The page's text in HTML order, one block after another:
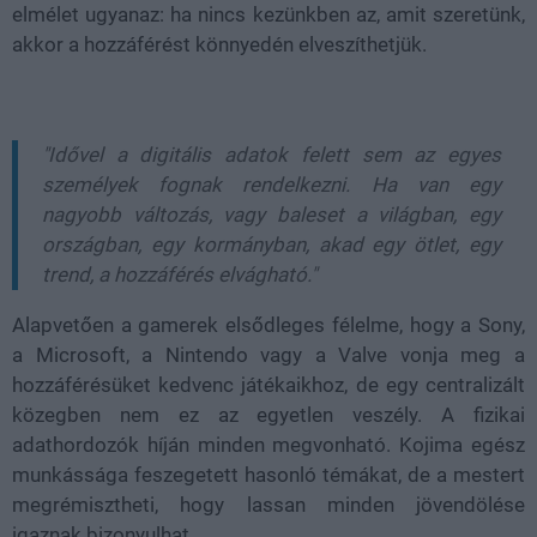
elmélet ugyanaz: ha nincs kezünkben az, amit szeretünk,
akkor a hozzáférést könnyedén elveszíthetjük.
"Idővel a digitális adatok felett sem az egyes
személyek fognak rendelkezni. Ha van egy
nagyobb változás, vagy baleset a világban, egy
országban, egy kormányban, akad egy ötlet, egy
trend, a hozzáférés elvágható."
Alapvetően a gamerek elsődleges félelme, hogy a Sony,
a Microsoft, a Nintendo vagy a Valve vonja meg a
hozzáférésüket kedvenc játékaikhoz, de egy centralizált
közegben nem ez az egyetlen veszély. A fizikai
adathordozók híján minden megvonható. Kojima egész
munkássága feszegetett hasonló témákat, de a mestert
megrémisztheti, hogy lassan minden jövendölése